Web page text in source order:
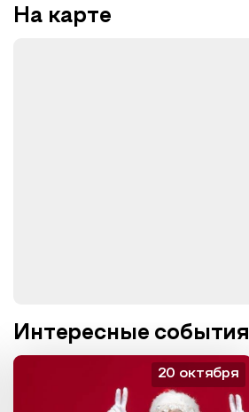
На карте
Интересные события
20 октября